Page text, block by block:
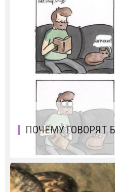
ПОЧЕМУ ГОВОРЯТ